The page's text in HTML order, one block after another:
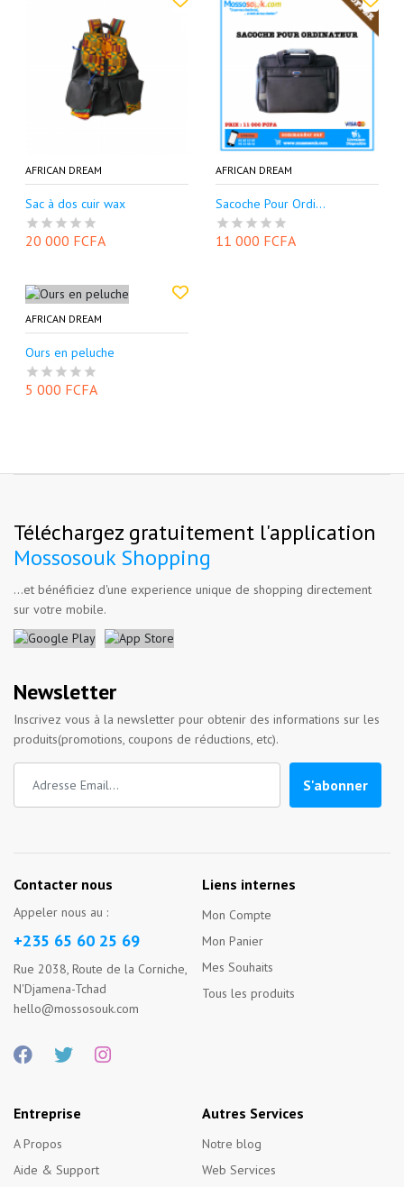
AFRICAN DREAM
Sac à dos cuir wax
20 000 FCFA
AFRICAN DREAM
Sacoche Pour Ordi...
11 000 FCFA
AFRICAN DREAM
Ours en peluche
5 000 FCFA
Téléchargez gratuitement l'application
Mossosouk Shopping
...et bénéficiez d'une experience unique de shopping directement
sur votre mobile.
Newsletter
Inscrivez vous à la newsletter pour obtenir des informations sur les
produits(promotions, coupons de réductions, etc).
S'abonner
Contacter nous
Appeler nous au :
+235 65 60 25 69
Rue 2038, Route de la Corniche,
N'Djamena-Tchad
hello@mossosouk.com
Liens internes
Mon Compte
Mon Panier
Mes Souhaits
Tous les produits
Entreprise
A Propos
Aide & Support
Autres Services
Notre blog
Web Services